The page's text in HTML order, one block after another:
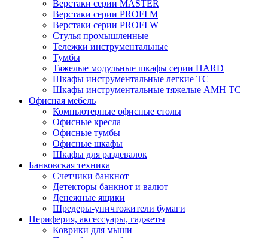
Верстаки серии MASTER
Верстаки серии PROFI M
Верстаки серии PROFI W
Стулья промышленные
Тележки инструментальные
Тумбы
Тяжелые модульные шкафы серии HARD
Шкафы инструментальные легкие ТС
Шкафы инструментальные тяжелые AMH TC
Офисная мебель
Компьютерные офисные столы
Офисные кресла
Офисные тумбы
Офисные шкафы
Шкафы для раздевалок
Банковская техника
Счетчики банкнот
Детекторы банкнот и валют
Денежные ящики
Шредеры-уничтожители бумаги
Периферия, аксессуары, гаджеты
Коврики для мыши